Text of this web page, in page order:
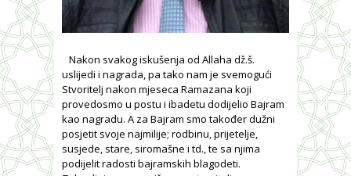
Nakon svakog iskušenja od Allaha dž.š.
uslijedi i nagrada, pa tako nam je svemogući
Stvoritelj nakon mjeseca Ramazana koji
provedosmo u postu i ibadetu dodijelio Bajram
kao nagradu. A za Bajram smo također dužni
posjetit svoje najmilije; rodbinu, prijetelje,
susjede, stare, siromašne i td., te sa njima
podijelit radosti bajramskih blagodeti.